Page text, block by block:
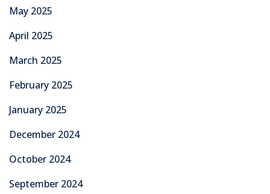
May 2025
April 2025
March 2025
February 2025
January 2025
December 2024
October 2024
September 2024